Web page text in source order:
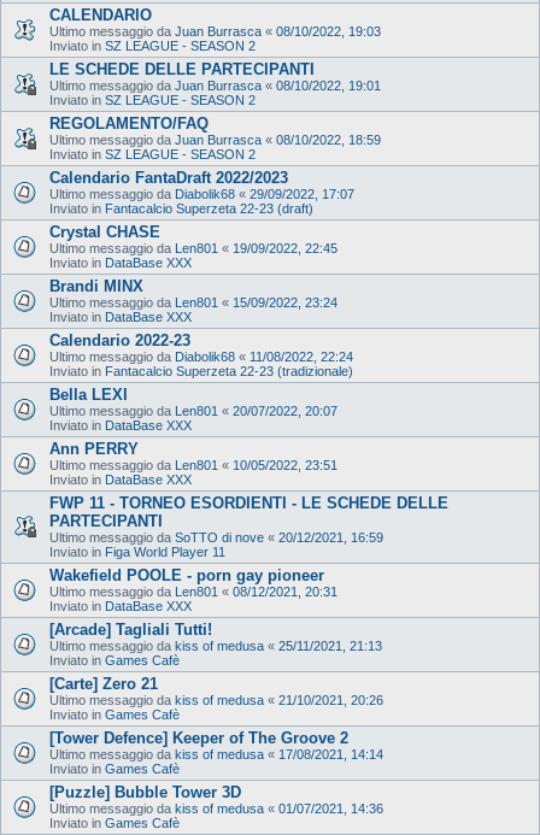
CALENDARIO
Ultimo messaggio da Juan Burrasca « 08/10/2022, 19:03
Inviato in SZ LEAGUE - SEASON 2
LE SCHEDE DELLE PARTECIPANTI
Ultimo messaggio da Juan Burrasca « 08/10/2022, 19:01
Inviato in SZ LEAGUE - SEASON 2
REGOLAMENTO/FAQ
Ultimo messaggio da Juan Burrasca « 08/10/2022, 18:59
Inviato in SZ LEAGUE - SEASON 2
Calendario FantaDraft 2022/2023
Ultimo messaggio da Diabolik68 « 29/09/2022, 17:07
Inviato in Fantacalcio Superzeta 22-23 (draft)
Crystal CHASE
Ultimo messaggio da Len801 « 19/09/2022, 22:45
Inviato in DataBase XXX
Brandi MINX
Ultimo messaggio da Len801 « 15/09/2022, 23:24
Inviato in DataBase XXX
Calendario 2022-23
Ultimo messaggio da Diabolik68 « 11/08/2022, 22:24
Inviato in Fantacalcio Superzeta 22-23 (tradizionale)
Bella LEXI
Ultimo messaggio da Len801 « 20/07/2022, 20:07
Inviato in DataBase XXX
Ann PERRY
Ultimo messaggio da Len801 « 10/05/2022, 23:51
Inviato in DataBase XXX
FWP 11 - TORNEO ESORDIENTI - LE SCHEDE DELLE
PARTECIPANTI
Ultimo messaggio da SoTTO di nove « 20/12/2021, 16:59
Inviato in Figa World Player 11
Wakefield POOLE - porn gay pioneer
Ultimo messaggio da Len801 « 08/12/2021, 20:31
Inviato in DataBase XXX
[Arcade] Tagliali Tutti!
Ultimo messaggio da kiss of medusa « 25/11/2021, 21:13
Inviato in Games Cafè
[Carte] Zero 21
Ultimo messaggio da kiss of medusa « 21/10/2021, 20:26
Inviato in Games Cafè
[Tower Defence] Keeper of The Groove 2
Ultimo messaggio da kiss of medusa « 17/08/2021, 14:14
Inviato in Games Cafè
[Puzzle] Bubble Tower 3D
Ultimo messaggio da kiss of medusa « 01/07/2021, 14:36
Inviato in Games Cafè